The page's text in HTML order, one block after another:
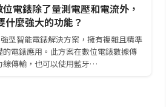
電錶除了量測電壓和電流外，
什麼強大的功能？
型智能電錶解決方案，擁有複雜且精準
電錶應用。此方案在數位電錶數據傳
線傳輸，也可以使用藍牙…